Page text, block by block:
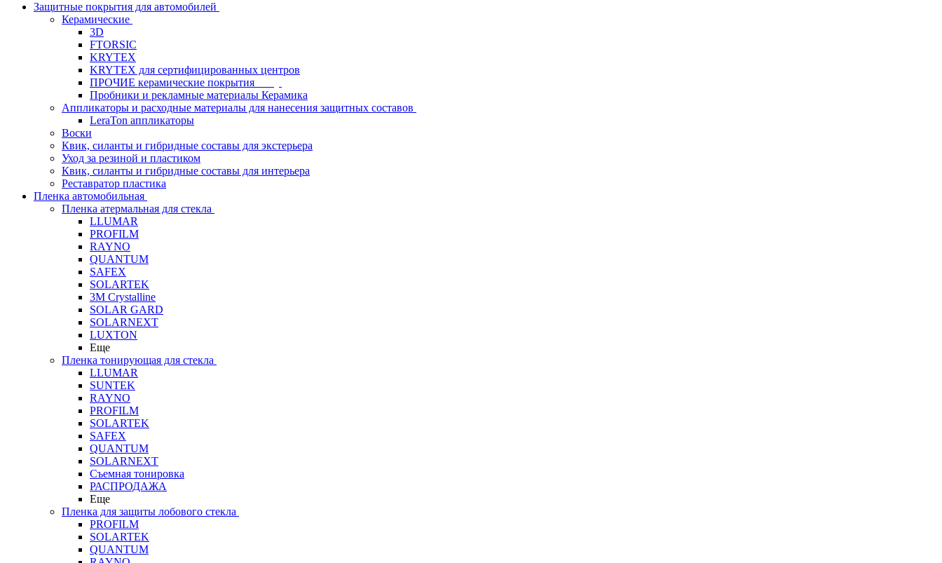
Защитные покрытия для автомобилей
Керамические
3D
FTORSIC
KRYTEX
KRYTEX для сертифицированных центров
ПРОЧИЕ керамические покрытия
Пробники и рекламные материалы Керамика
Аппликаторы и расходные материалы для нанесения защитных составов
LeraTon аппликаторы
Воски
Квик, силанты и гибридные составы для экстерьера
Уход за резиной и пластиком
Квик, силанты и гибридные составы для интерьера
Реставратор пластика
Пленка автомобильная
Пленка атермальная для стекла
LLUMAR
PROFILM
RAYNO
QUANTUM
SAFEX
SOLARTEK
3M Crystalline
SOLAR GARD
SOLARNEXT
LUXTON
Еще
Пленка тонирующая для стекла
LLUMAR
SUNTEK
RAYNO
PROFILM
SOLARTEK
SAFEX
QUANTUM
SOLARNEXT
Съемная тонировка
РАСПРОДАЖА
Еще
Пленка для защиты лобового стекла
PROFILM
SOLARTEK
QUANTUM